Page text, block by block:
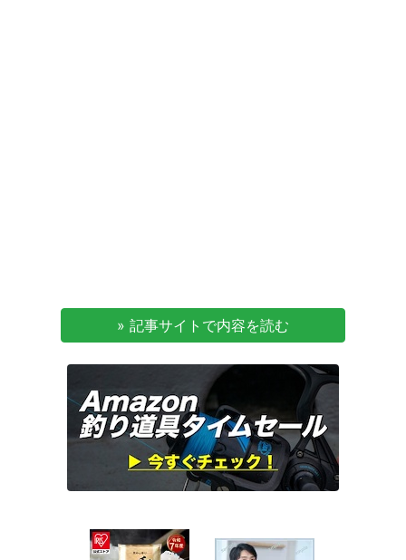
» 記事サイトで内容を読む